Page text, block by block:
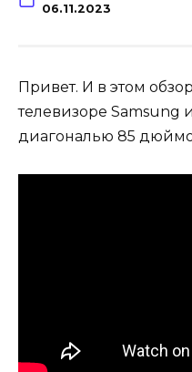
06.11.2023
Привет. И в этом
телевизоре Samsung
диагональю 85